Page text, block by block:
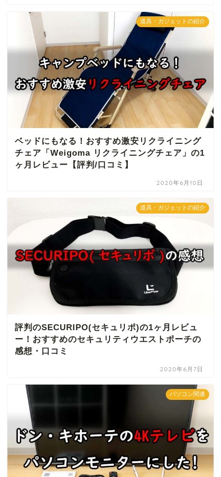
道具・ガジェットの紹介
ベッドにもなる！おすすめ激安リクライニング
チェア「Weigoma リクライニングチェア」の1
ヶ月レビュー【評判/口コミ】
2020年6月10日
道具・ガジェットの紹介
評判のSECURIPO(セキュリポ)の1ヶ月レビュ
ー！おすすめのセキュリティウエストポーチの
感想・口コミ
2020年6月7日
パソコン関連